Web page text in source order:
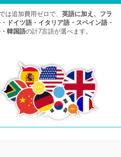
は追加費用ゼロで、 英語に加え、フラ
ドイツ語・イタリア語・スペイン語・
韓国語の計7言語が選べます。